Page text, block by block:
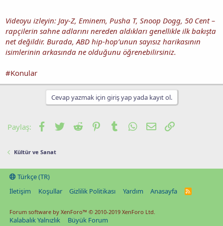
Videoyu izleyin: Jay-Z, Eminem, Pusha T, Snoop Dogg, 50 Cent –
rapçilerin sahne adlarını nereden aldıkları genellikle ilk bakışta
net değildir. Burada, ABD hip-hop’unun sayısız harikasının
isimlerinin arkasında ne olduğunu öğrenebilirsiniz.
#Konular
Cevap yazmak için giriş yap yada kayıt ol.
Paylaş: Facebook
TwitterReddit PinterestTumblrWhatsApp
E-postaLink
Kültür ve Sanat
Türkçe (TR)
İletişim
Koşullar Gizlilik Politikası Yardım Anasayfa
R
Forum software by XenForo™ © 2010-2019 XenForo Ltd.
Kalabalık Yalnızlık Büyük Forum